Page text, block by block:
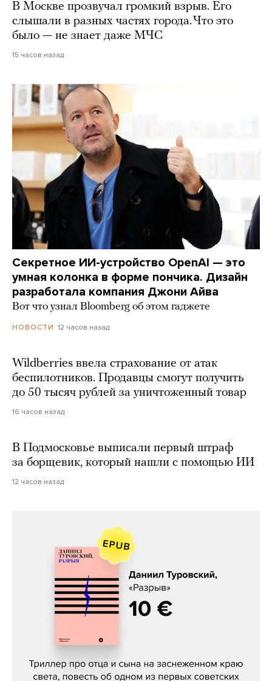
В Москве прозвучал громкий взрыв. Его
слышали в разных частях города. Что это
было — не знает даже МЧС
15 часов назад
Секретное ИИ-устройство OpenAI — это
умная колонка в форме пончика. Дизайн
разработала компания Джони Айва
Вот что узнал Bloomberg об этом гаджете
НОВОСТИ 12 часов назад
Wildberries ввела страхование от атак
беспилотников. Продавцы смогут получить
до 50 тысяч рублей за уничтоженный товар
16 часов назад
В Подмосковье выписали первый штраф
за борщевик, который нашли с помощью ИИ
12 часов назад
Даниил Туровский, «Разрыв»